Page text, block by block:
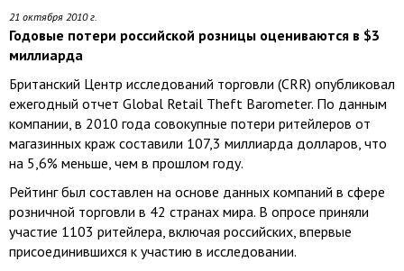
21 октября 2010 г.
Годовые потери российской розницы оцениваются в $3
миллиарда
Британский Центр исследований торговли (CRR) опубликовал
ежегодный отчет Global Retail Theft Barometer. По данным
компании, в 2010 года совокупные потери ритейлеров от
магазинных краж составили 107,3 миллиарда долларов, что
на 5,6% меньше, чем в прошлом году.
Рейтинг был составлен на основе данных компаний в сфере
розничной торговли в 42 странах мира. В опросе приняли
участие 1103 ритейлера, включая российских, впервые
присоединившихся к участию в исследовании.